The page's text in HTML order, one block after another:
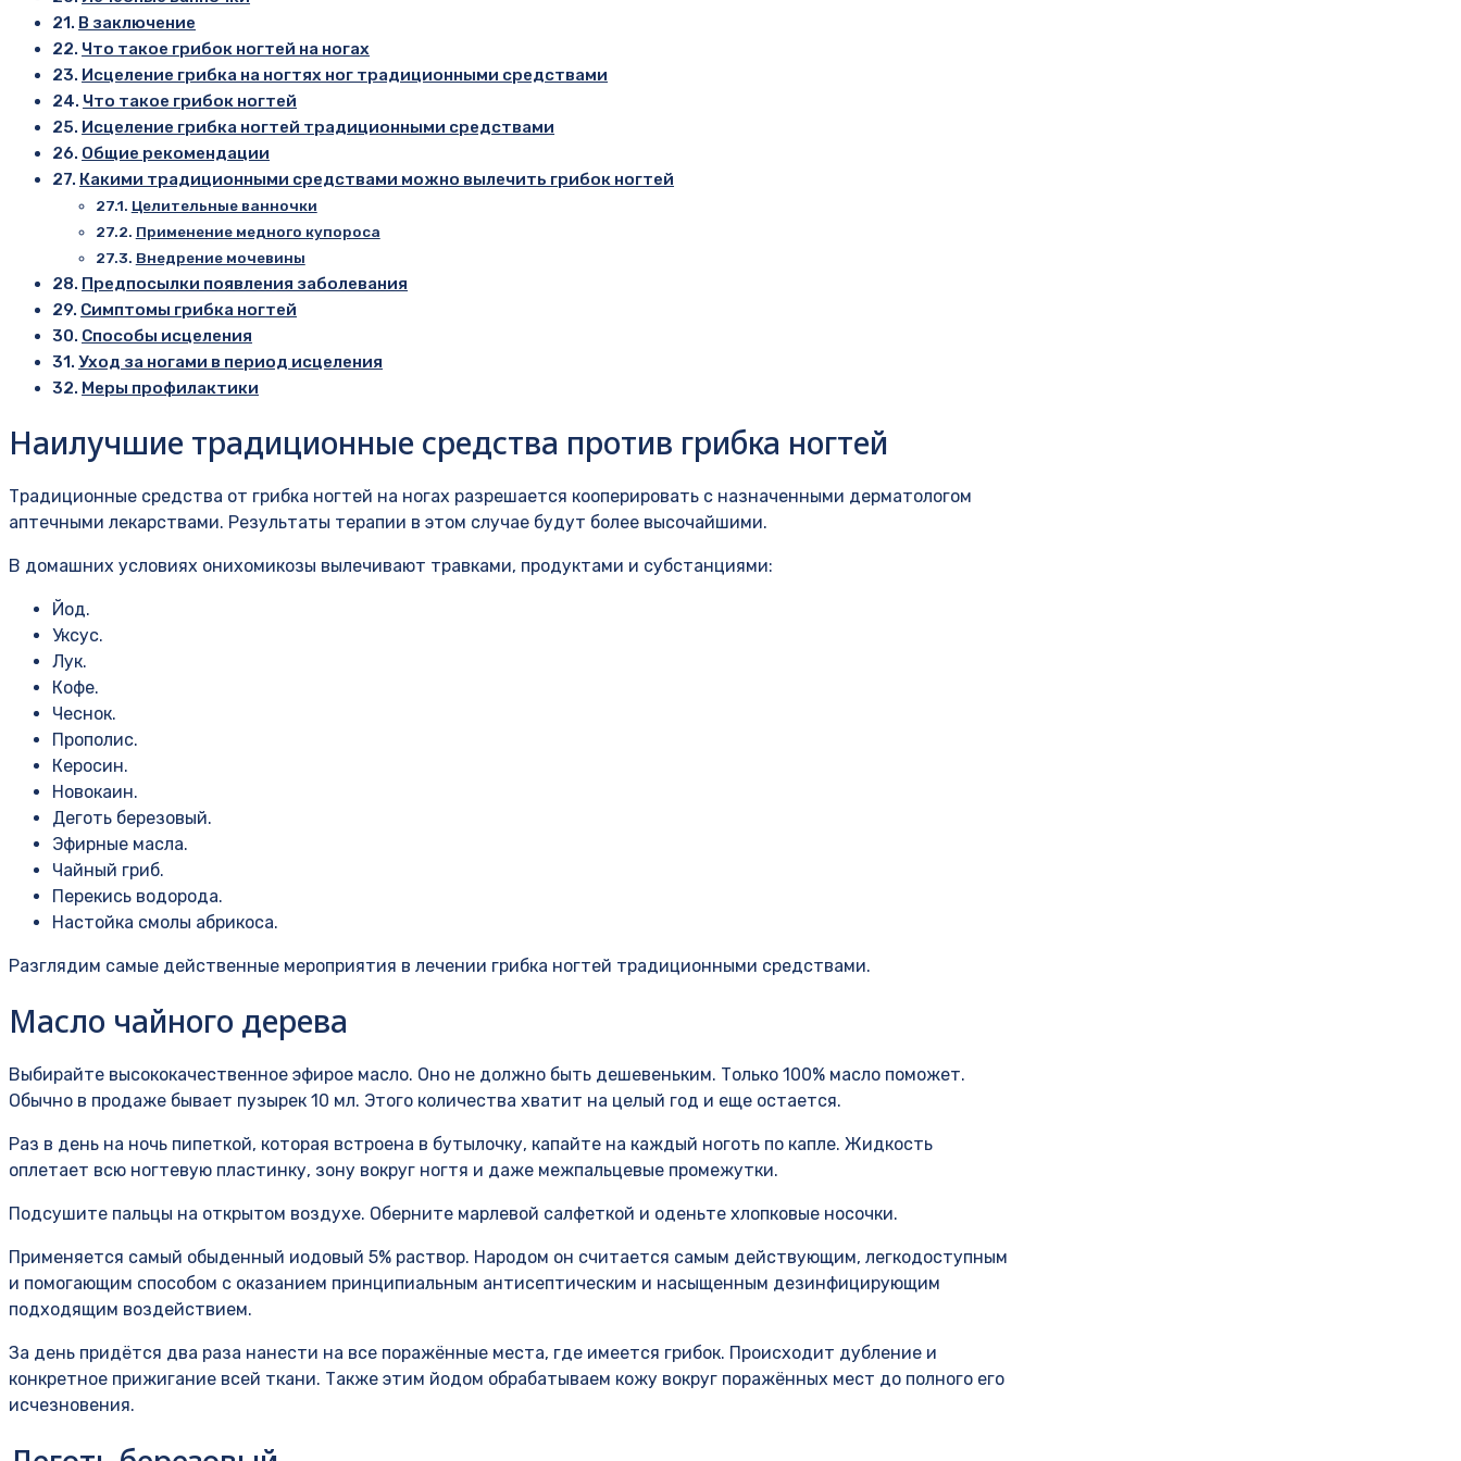
В заключение
Что такое грибок ногтей на ногах
Исцеление грибка на ногтях ног традиционными средствами
Что такое грибок ногтей
Исцеление грибка ногтей традиционными средствами
Общие рекомендации­
Какими традиционными средствами можно вылечить грибок ногтей
Целительные ванночки
Применение медного купороса
Внедрение мочевины
Предпосылки появления заболевания
Симптомы грибка ногтей
Способы исцеления
Уход за ногами в период исцеления
Меры профилактики
Наилучшие традиционные средства против грибка ногтей
Традиционные средства от грибка ногтей на ногах разрешается кооперировать с назначенными дерматологом
аптечными лекарствами. Результаты терапии в этом случае будут более высочайшими.
В домашних условиях онихомикозы вылечивают травками, продуктами и субстанциями:
Йод.
Уксус.
Лук.
Кофе.
Чеснок.
Прополис.
Керосин.
Новокаин.
Деготь березовый.
Эфирные масла.
Чайный гриб.
Перекись водорода.
Настойка смолы абрикоса.
Разглядим самые действенные мероприятия в лечении грибка ногтей традиционными средствами.
Масло чайного дерева
Выбирайте высококачественное эфирое масло. Оно не должно быть дешевеньким. Только 100% масло поможет.
Обычно в продаже бывает пузырек 10 мл. Этого количества хватит на целый год и еще остается.
Раз в день на ночь пипеткой, которая встроена в бутылочку, капайте на каждый ноготь по капле. Жидкость
оплетает всю ногтевую пластинку, зону вокруг ногтя и даже межпальцевые промежутки.
Подсушите пальцы на открытом воздухе. Оберните марлевой салфеткой и оденьте хлопковые носочки.
Применяется самый обыденный иодовый 5% раствор. Народом он считается самым действующим, легкодоступным
и помогающим способом с оказанием принципиальным антисептическим и насыщенным дезинфицирующим
подходящим воздействием.
За день придётся два раза нанести на все поражённые места, где имеется грибок. Происходит дубление и
конкретное прижигание всей ткани. Также этим йодом обрабатываем кожу вокруг поражённых мест до полного его
исчезновения.